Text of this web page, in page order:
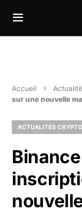
Accueil
sur une nouvelle
ACTUALITÉS CRYPTO